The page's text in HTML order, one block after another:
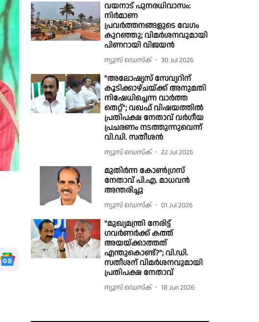
വയനാട് പുനരധിവാസം:
നിർമാണ
പ്രവർത്തനങ്ങളുടെ വേഗം
കുറഞ്ഞു; വിമർശനവുമായി
പിണറായി വിജയന്‍
ന്യൂസ് ഡെസ്ക് 30 Jul 2026
"അലോഷ്യസ് സേവ്യറിന്
കൂടിക്കാഴ്ചയ്ക്ക് അനുമതി
നിഷേധിച്ചെന്ന വാർത്ത
തെറ്റ്"; വഖഫ് വിഷയത്തിൽ
പ്രതിപക്ഷ നേതാവ് വർഗീയ
പ്രചരണം നടത്തുന്നുവെന്ന്
വി.ഡി. സതീശൻ
ന്യൂസ് ഡെസ്ക് 22 Jul 2026
മുതിർന്ന കോൺഗ്രസ്
നേതാവ് പി.എ. മാധവൻ
അന്തരിച്ചു
ന്യൂസ് ഡെസ്ക് 01 Jul 2026
"മുഖ്യമന്ത്രി നേരിട്ട്
ഗവർണർക്ക് കത്ത്
അയയ്ക്കാത്തത്
എന്തുകൊണ്ട്?"; വി.ഡി.
സതീശന് വിമർശനവുമായി
പ്രതിപക്ഷ നേതാവ്
ന്യൂസ് ഡെസ്ക് 18 Jun 2026